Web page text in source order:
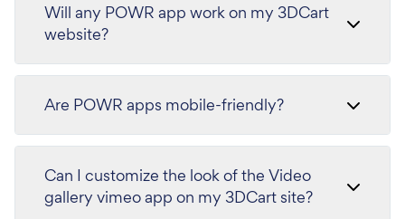
Will any POWR app work on my 3DCart
website?
Are POWR apps mobile-friendly?
Can I customize the look of the Video
gallery vimeo app on my 3DCart site?